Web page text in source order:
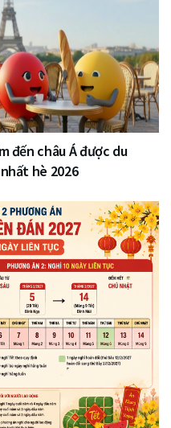
đến châu Á được du
hè 2026